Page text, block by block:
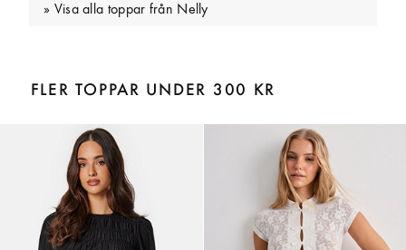
Visa alla toppar från Nelly
FLER TOPPAR UNDER 300 KR